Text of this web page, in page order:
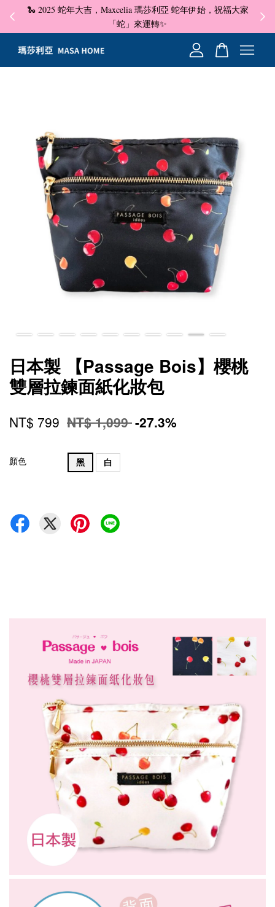
🐍 2025 蛇年大吉，Maxcelia 瑪莎利亞 蛇年伊始，祝福大家
「蛇」來運轉✨
✦
日本製 【Passage Bois】櫻桃
雙層拉鍊面紙化妝包
NT$ 799 NT$ 1,099-27.3%
顏色 黑 白
您的購物車目前還是空的。